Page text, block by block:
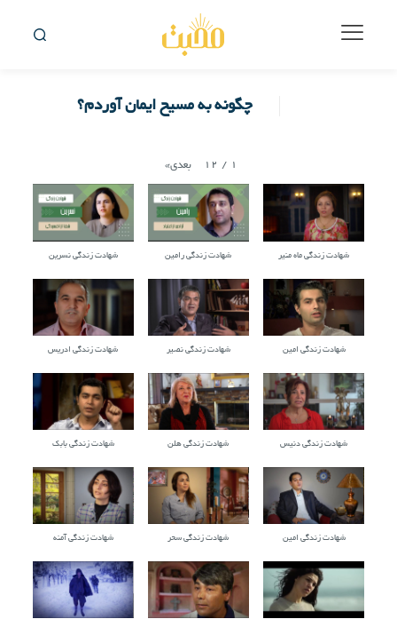
چگونه به مسیح ایمان آوردم؟
1
/
12 بعدی»
شهادت زندگی نسرین شهادت زندگی رامین شهادت زندگی ماه منیر
شهادت زندگی ادریس شهادت زندگی نصیر شهادت زندگی امین
شهادت زندگی بابک شهادت زندگی هلن شهادت زندگی دنیس
شهادت زندگی آمنه شهادت زندگی سحر شهادت زندگی امین